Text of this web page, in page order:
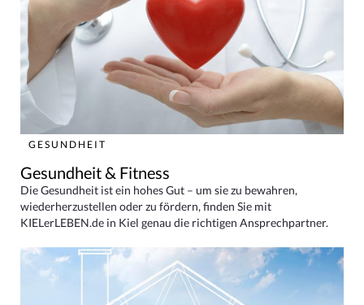
GESUNDHEIT
Gesundheit & Fitness
Die Gesundheit ist ein hohes Gut – um sie zu bewahren,
wiederherzustellen oder zu fördern, finden Sie mit
KIELerLEBEN.de in Kiel genau die richtigen Ansprechpartner.